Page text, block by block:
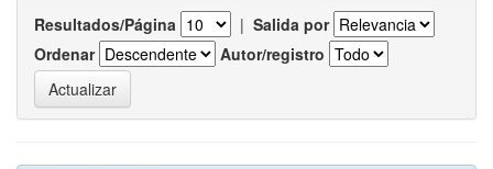
Resultados/Página | Salida por
Ordenar
Autor/registro